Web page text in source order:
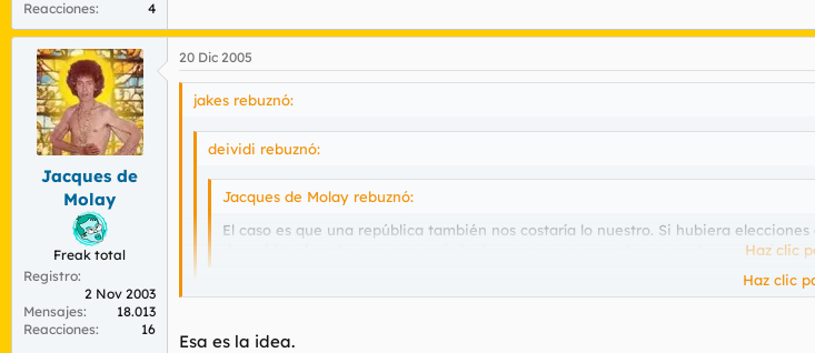
Reacciones
4
Jacques de
Molay
Freak total
Registro
2 Nov 2003
Mensajes
18.013
Reacciones
16
20 Dic 2005
jakes rebuznó:
deividi rebuznó:
Jacques de Molay rebuznó:
El caso es que una república también nos costaría lo nuestro. Si hubiera
deseable) el gasto creo que sería incluso mayor que mantener a estos
Haz clic
Haz clic
Esa es la idea.